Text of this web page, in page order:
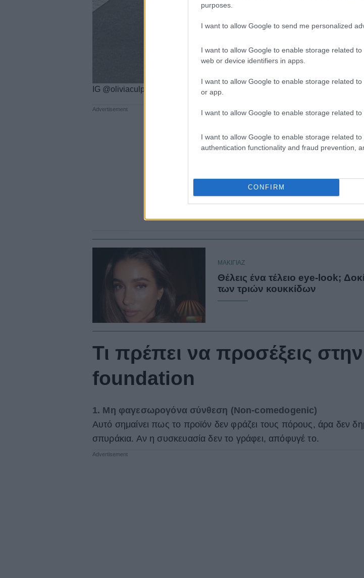
purposes.
I want to allow Google to send me personalized
I want to allow Google to enable storage related
web or device identifiers in apps.
I want to allow Google to enable storage related
or app.
I want to allow Google to enable storage related to
I want to allow Google to enable storage related to
authentication functionality and fraud prevention,
CONFIRM
IG @oliviaculpo
ΜΑΚΙΓΙΑΖ
Θέλεις ένα τέλειο eye-look;
των τριών κουκκίδων
Τι πρέπει να προσέξεις
foundation
1. Μη φαγεσωρογόνα σύνθεση (Non-comedogenic)
Αυτό σημαίνει πως το προϊόν δεν φράζει τους πόρους, άρα δεν
σπυράκια. Αν η συσκευασία δεν το γράφει, απόφυγέ το.